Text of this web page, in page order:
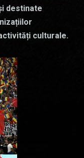
destinate
culturale.